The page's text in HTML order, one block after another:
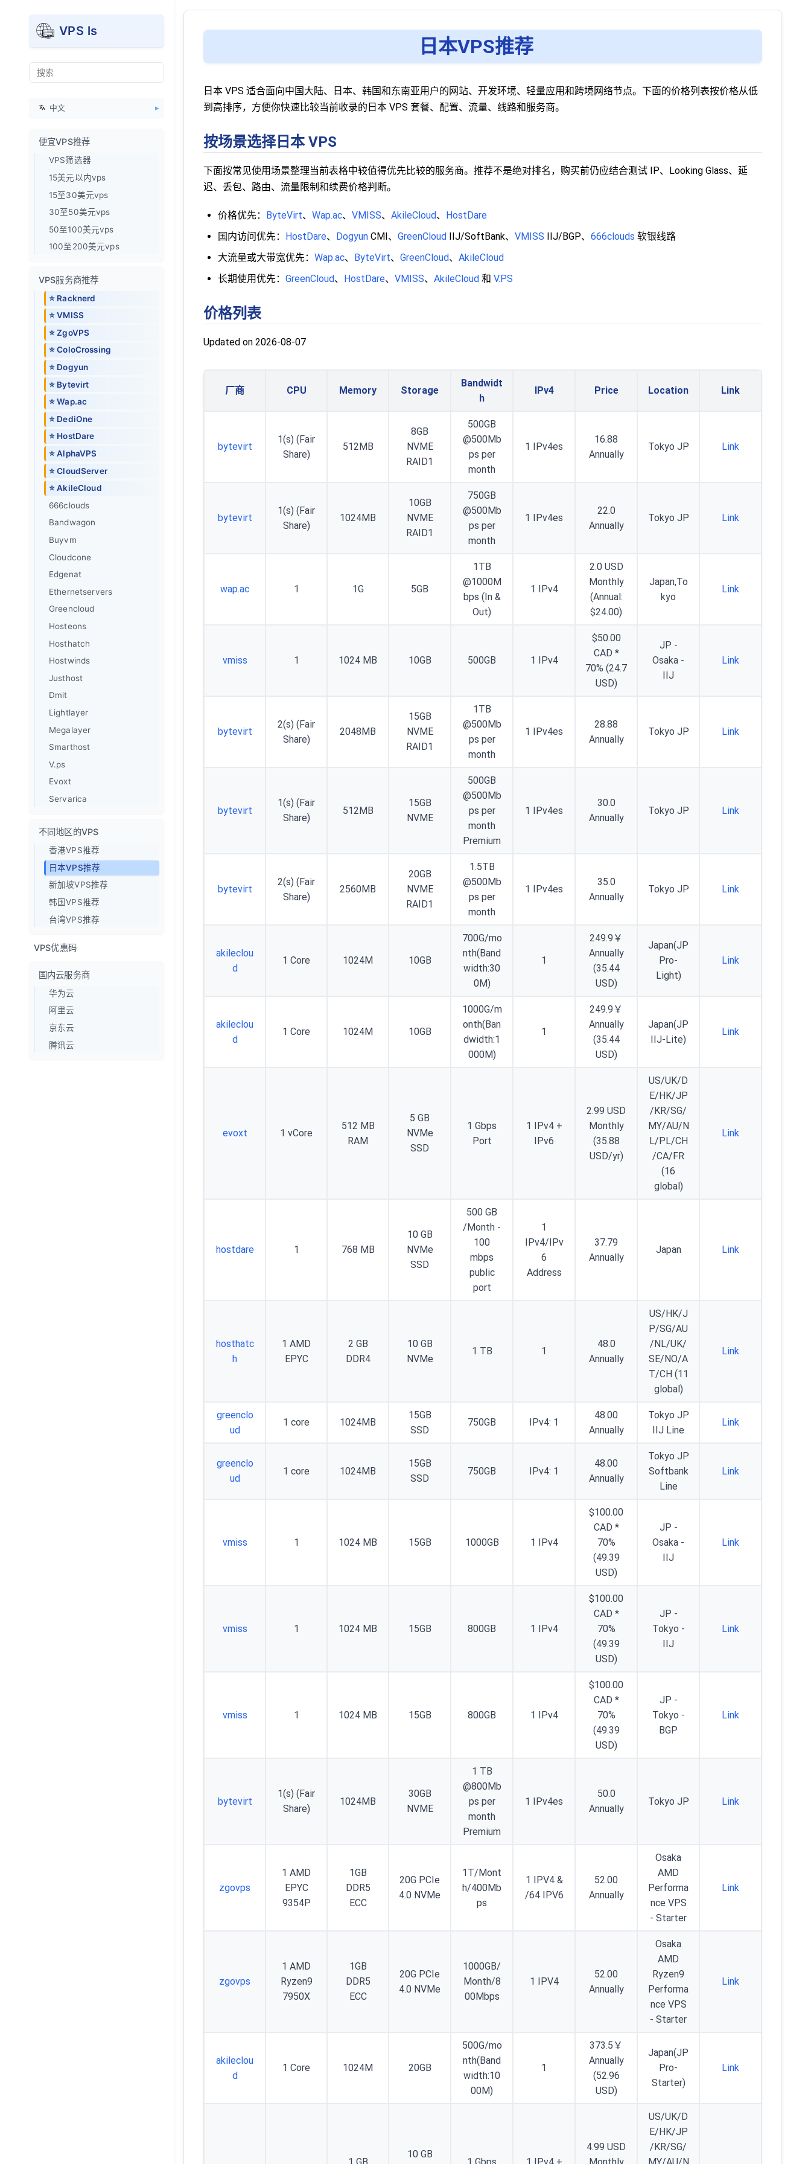
VPS ls
中文
便宜VPS推荐
VPS筛选器
15美元以内vps
15至30美元vps
30至50美元vps
50至100美元vps
100至200美元vps
VPS服务商推荐
⭐ Racknerd
⭐ VMISS
⭐ ZgoVPS
⭐ ColoCrossing
⭐ Dogyun
⭐ Bytevirt
⭐ Wap.ac
⭐ DediOne
⭐ HostDare
⭐ AlphaVPS
⭐ CloudServer
⭐ AkileCloud
666clouds
Bandwagon
Buyvm
Cloudcone
Edgenat
Ethernetservers
Greencloud
Hosteons
Hosthatch
Hostwinds
Justhost
Dmit
Lightlayer
Megalayer
Smarthost
V.ps
Evoxt
Servarica
不同地区的VPS
香港VPS推荐
日本VPS推荐
新加坡VPS推荐
韩国VPS推荐
台湾VPS推荐
VPS优惠码
国内云服务商
华为云
阿里云
京东云
腾讯云
日本VPS推荐
日本 VPS 适合面向中国大陆、日本、韩国和东南亚用户的网站、开发环境、轻量应用和跨境网络节点。下面的价格列表按价格从低
到高排序，方便你快速比较当前收录的日本 VPS 套餐、配置、流量、线路和服务商。
按场景选择日本 VPS
下面按常见使用场景整理当前表格中较值得优先比较的服务商。推荐不是绝对排名，购买前仍应结合测试 IP、Looking Glass、延
迟、丢包、路由、流量限制和续费价格判断。
价格优先： ByteVirt、 Wap.ac、 VMISS、 AkileCloud、 HostDare
国内访问优先： HostDare、 Dogyun CMI、 GreenCloud IIJ/SoftBank、 VMISS IIJ/BGP、 666clouds 软银线路
大流量或大带宽优先： Wap.ac、 ByteVirt、 GreenCloud、 AkileCloud
长期使用优先： GreenCloud、 HostDare、 VMISS、 AkileCloud 和 V.PS
价格列表
Updated on 2026-08-07
厂商 CPU Memory Storage
Bandwidt
h
IPv4 Price Location Link
bytevirt
1(s) (Fair
Share)
512MB
8GB
NVME
RAID1
500GB
@500Mb
ps per
month
1 IPv4es
16.88
Annually
Tokyo JP Link
bytevirt
1(s) (Fair
Share)
1024MB
10GB
NVME
RAID1
750GB
@500Mb
ps per
month
1 IPv4es
22.0
Annually
Tokyo JP Link
wap.ac 1 1G 5GB
1TB
@1000M
bps (In &
Out)
1 IPv4
2.0 USD
Monthly
(Annual:
$24.00)
Japan,To
kyo
Link
vmiss 1 1024 MB 10GB 500GB 1 IPv4
$50.00
CAD *
70% (24.7
USD)
JP -
Osaka -
IIJ
Link
bytevirt
2(s) (Fair
Share)
2048MB
15GB
NVME
RAID1
1TB
@500Mb
ps per
month
1 IPv4es
28.88
Annually
Tokyo JP Link
bytevirt
1(s) (Fair
Share)
512MB
15GB
NVME
500GB
@500Mb
ps per
month
Premium
1 IPv4es
30.0
Annually
Tokyo JP Link
bytevirt
2(s) (Fair
Share)
2560MB
20GB
NVME
RAID1
1.5TB
@500Mb
ps per
month
1 IPv4es
35.0
Annually
Tokyo JP Link
akileclou
d
1 Core 1024M 10GB
700G/mo
nth(Band
width:30
0M)
1
249.9￥
Annually
(35.44
USD)
Japan(JP
Pro-
Light)
Link
akileclou
d
1 Core 1024M 10GB
1000G/m
onth(Ban
dwidth:1
000M)
1
249.9￥
Annually
(35.44
USD)
Japan(JP
IIJ-Lite)
Link
evoxt 1 vCore
512 MB
RAM
5 GB
NVMe
SSD
1 Gbps
Port
1 IPv4 +
IPv6
2.99 USD
Monthly
(35.88
USD/yr)
US/UK/D
E/HK/JP
/KR/SG/
MY/AU/N
L/PL/CH
/CA/FR
(16
global)
Link
hostdare 1 768 MB
10 GB
NVMe
SSD
500 GB
/Month -
100
mbps
public
port
1
IPv4/IPv
6
Address
37.79
Annually
Japan Link
hosthatc
h
1 AMD
EPYC
2 GB
DDR4
10 GB
NVMe
1 TB 1
48.0
Annually
US/HK/J
P/SG/AU
/NL/UK/
SE/NO/A
T/CH (11
global)
Link
greenclo
ud
1 core 1024MB
15GB
SSD
750GB IPv4: 1
48.00
Annually
Tokyo JP
IIJ Line
Link
greenclo
ud
1 core 1024MB
15GB
SSD
750GB IPv4: 1
48.00
Annually
Tokyo JP
Softbank
Line
Link
vmiss 1 1024 MB 15GB 1000GB 1 IPv4
$100.00
CAD *
70%
(49.39
USD)
JP -
Osaka -
IIJ
Link
vmiss 1 1024 MB 15GB 800GB 1 IPv4
$100.00
CAD *
70%
(49.39
USD)
JP -
Tokyo -
IIJ
Link
vmiss 1 1024 MB 15GB 800GB 1 IPv4
$100.00
CAD *
70%
(49.39
USD)
JP -
Tokyo -
BGP
Link
bytevirt
1(s) (Fair
Share)
1024MB
30GB
NVME
1 TB
@800Mb
ps per
month
Premium
1 IPv4es
50.0
Annually
Tokyo JP Link
zgovps
1 AMD
EPYC
9354P
1GB
DDR5
ECC
20G PCIe
4.0 NVMe
1T/Mont
h/400Mb
ps
1 IPV4 &
/64 IPV6
52.00
Annually
Osaka
AMD
Performa
nce VPS
- Starter
Link
zgovps
1 AMD
Ryzen9
7950X
1GB
DDR5
ECC
20G PCIe
4.0 NVMe
1000GB/
Month/8
00Mbps
1 IPV4
52.00
Annually
Osaka
AMD
Ryzen9
Performa
nce VPS
- Starter
Link
akileclou
d
1 Core 1024M 20GB
500G/mo
nth(Band
width:10
00M)
1
373.5￥
Annually
(52.96
USD)
Japan(JP
Pro-
Starter)
Link
1 GB
10 GB
1 Gbps 1 IPv4 +
4.99 USD
Monthly
US/UK/D
E/HK/JP
/KR/SG/
MY/AU/N